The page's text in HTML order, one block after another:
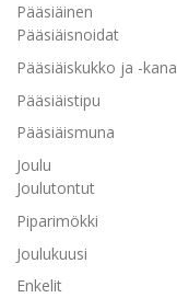
Pääsiäinen
Pääsiäisnoidat
Pääsiäiskukko ja -kana
Pääsiäistipu
Pääsiäismuna
Joulu
Joulutontut
Piparimökki
Joulukuusi
Enkelit